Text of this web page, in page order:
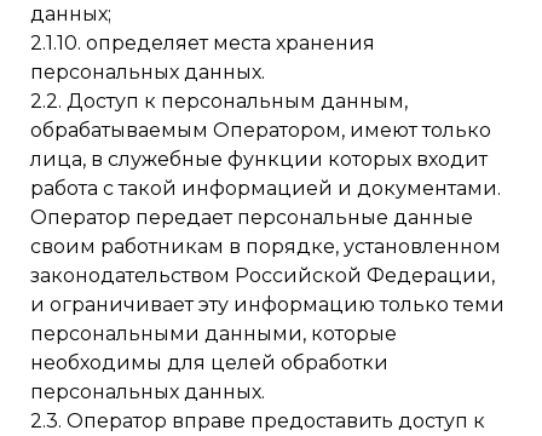
данных;
2.1.10. определяет места хранения
персональных данных.
2.2. Доступ к персональным данным,
обрабатываемым Оператором, имеют только
лица, в служебные функции которых входит
работа с такой информацией и документами.
Оператор передает персональные данные
своим работникам в порядке, установленном
законодательством Российской Федерации,
и ограничивает эту информацию только теми
персональными данными, которые
необходимы для целей обработки
персональных данных.
2.3. Оператор вправе предоставить доступ к